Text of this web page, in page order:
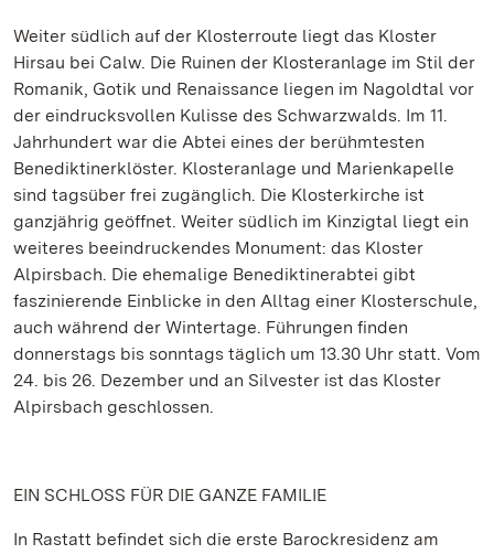
Weiter südlich auf der Klosterroute liegt das Kloster
Hirsau bei Calw. Die Ruinen der Klosteranlage im Stil der
Romanik, Gotik und Renaissance liegen im Nagoldtal vor
der eindrucksvollen Kulisse des Schwarzwalds. Im 11.
Jahrhundert war die Abtei eines der berühmtesten
Benediktinerklöster. Klosteranlage und Marienkapelle
sind tagsüber frei zugänglich. Die Klosterkirche ist
ganzjährig geöffnet. Weiter südlich im Kinzigtal liegt ein
weiteres beeindruckendes Monument: das Kloster
Alpirsbach. Die ehemalige Benediktinerabtei gibt
faszinierende Einblicke in den Alltag einer Klosterschule,
auch während der Wintertage. Führungen finden
donnerstags bis sonntags täglich um 13.30 Uhr statt. Vom
24. bis 26. Dezember und an Silvester ist das Kloster
Alpirsbach geschlossen.
EIN SCHLOSS FÜR DIE GANZE FAMILIE
In Rastatt befindet sich die erste Barockresidenz am